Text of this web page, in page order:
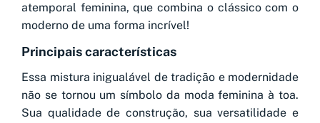
atemporal feminina, que combina o clássico com o
moderno de uma forma incrível!
Principais características
Essa mistura inigualável de tradição e modernidade
não se tornou um símbolo da moda feminina à toa.
Sua qualidade de construção, sua versatilidade e